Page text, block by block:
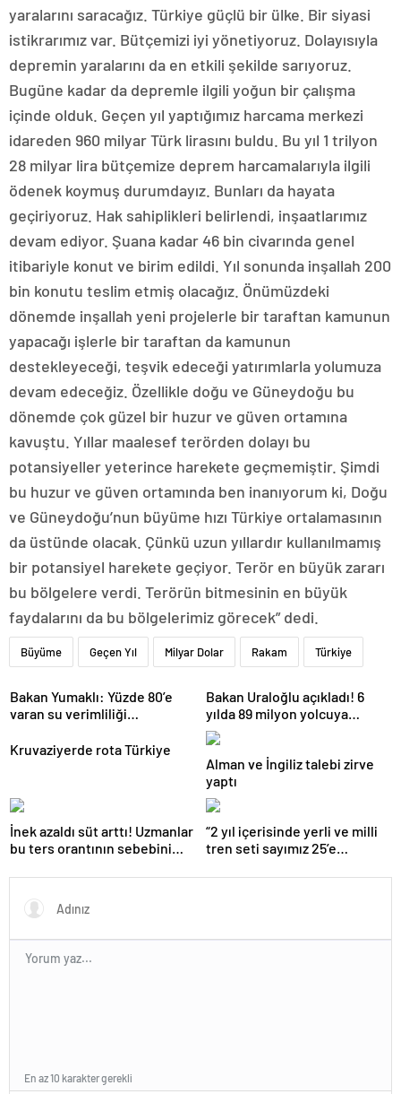
yaralarını saracağız. Türkiye güçlü bir ülke. Bir siyasi
istikrarımız var. Bütçemizi iyi yönetiyoruz. Dolayısıyla
depremin yaralarını da en etkili şekilde sarıyoruz.
Bugüne kadar da depremle ilgili yoğun bir çalışma
içinde olduk. Geçen yıl yaptığımız harcama merkezi
idareden 960 milyar Türk lirasını buldu. Bu yıl 1 trilyon
28 milyar lira bütçemize deprem harcamalarıyla ilgili
ödenek koymuş durumdayız. Bunları da hayata
geçiriyoruz. Hak sahiplikleri belirlendi, inşaatlarımız
devam ediyor. Şuana kadar 46 bin civarında genel
itibariyle konut ve birim edildi. Yıl sonunda inşallah 200
bin konutu teslim etmiş olacağız. Önümüzdeki
dönemde inşallah yeni projelerle bir taraftan kamunun
yapacağı işlerle bir taraftan da kamunun
destekleyeceği, teşvik edeceği yatırımlarla yolumuza
devam edeceğiz. Özellikle doğu ve Güneydoğu bu
dönemde çok güzel bir huzur ve güven ortamına
kavuştu. Yıllar maalesef terörden dolayı bu
potansiyeller yeterince harekete geçmemiştir. Şimdi
bu huzur ve güven ortamında ben inanıyorum ki, Doğu
ve Güneydoğu’nun büyüme hızı Türkiye ortalamasının
da üstünde olacak. Çünkü uzun yıllardır kullanılmamış
bir potansiyel harekete geçiyor. Terör en büyük zararı
bu bölgelere verdi. Terörün bitmesinin en büyük
faydalarını da bu bölgelerimiz görecek” dedi.
Büyüme Geçen Yıl Milyar Dolar Rakam Türkiye
Bakan Yumaklı: Yüzde 80’e
varan su verimliliği
Bakan Uraloğlu açıkladı! 6
yılda 89 milyon yolcuya
hizmet verdi
Kruvaziyerde rota Türkiye
Alman ve İngiliz talebi zirve
yaptı
İnek azaldı süt arttı! Uzmanlar
bu ters orantının sebebini
“2 yıl içerisinde yerli ve milli
tren seti sayımız 25’e
En az 10 karakter gerekli